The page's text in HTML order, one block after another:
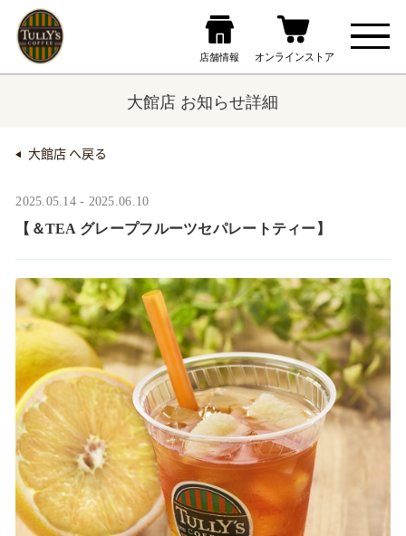
大館店 お知らせ詳細
大館店 へ戻る
2025.05.14 - 2025.06.10
【＆TEA グレープフルーツセパレートティー】